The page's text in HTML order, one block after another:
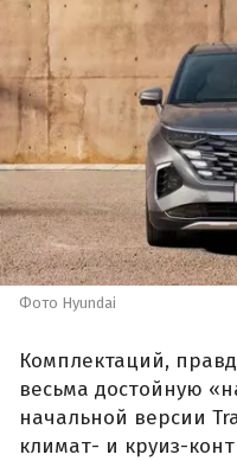
Фото Hyundai
Комплектаций,
весьма достойную
начальной версии
климат- и круиз-